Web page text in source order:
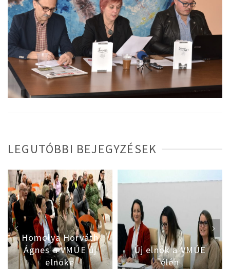
LEGUTÓBBI BEJEGYZÉSEK
Homolya Horváth
Ágnes a VMÚE új
elnöke
Új elnök a VMÚE
élén